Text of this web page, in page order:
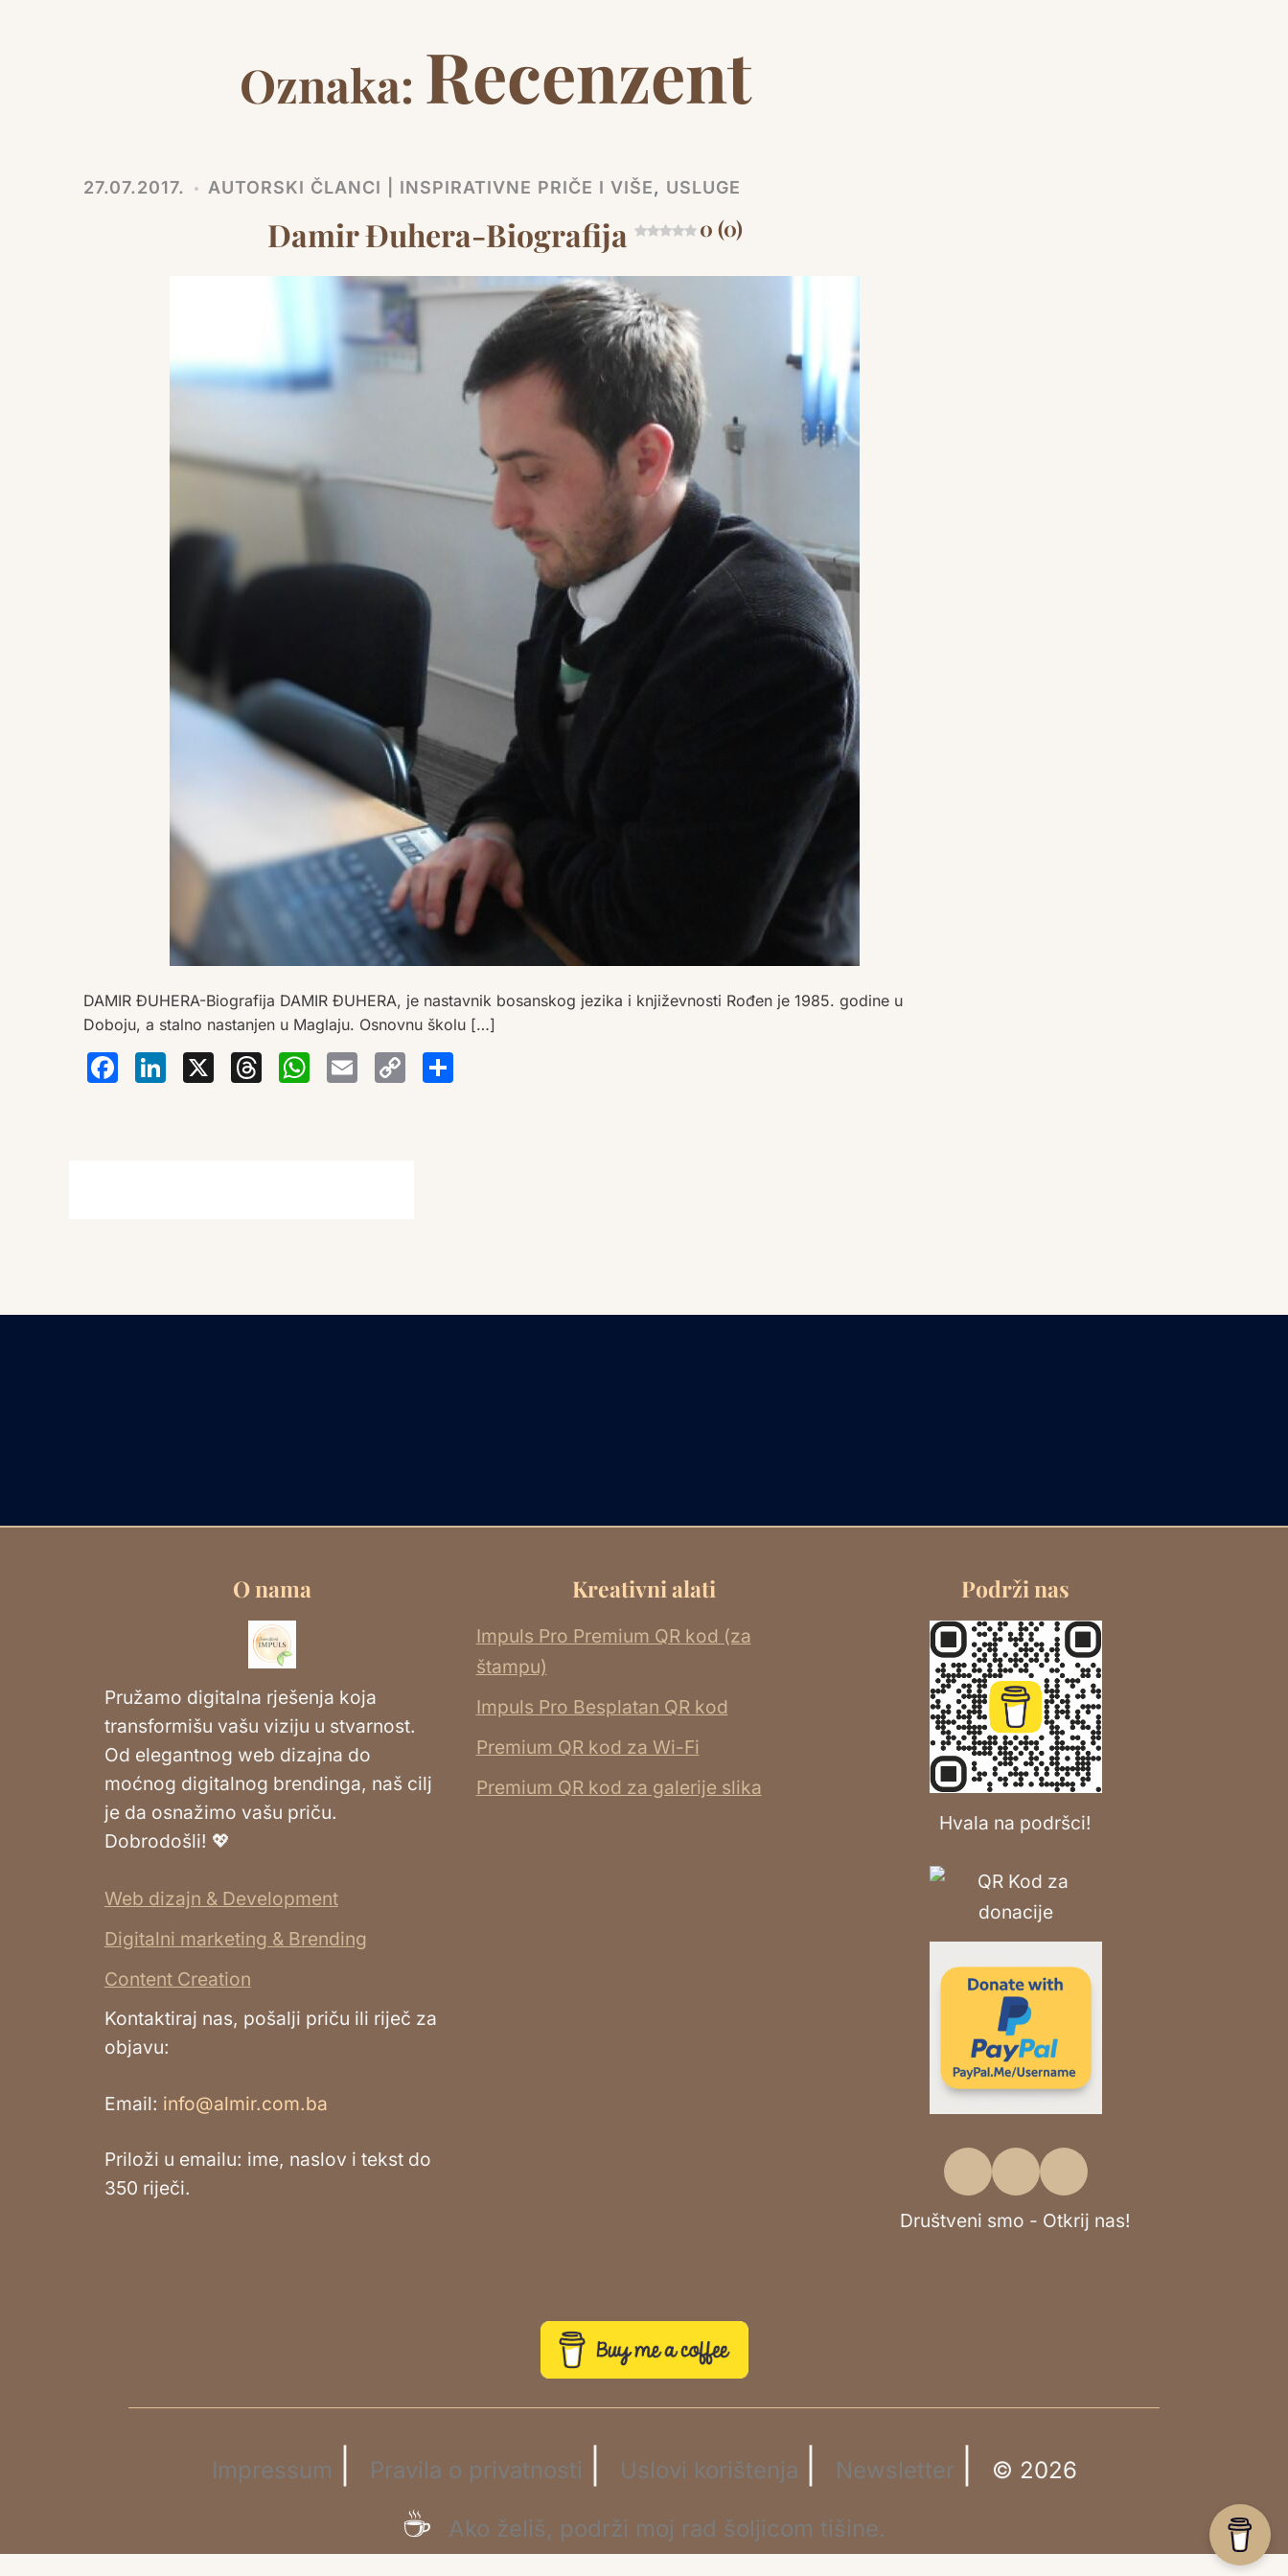
Oznaka: Recenzent
27.07.2017. AUTORSKI ČLANCI | INSPIRATIVNE PRIČE I VIŠE, USLUGE
Damir Đuhera-Biografija 0 (0)
DAMIR ĐUHERA-Biografija DAMIR ĐUHERA, je nastavnik bosanskog jezika i književnosti Rođen je 1985. godine u
Doboju, a stalno nastanjen u Maglaju. Osnovnu školu […]
Facebook
LinkedIn
X Threads
WhatsApp
EmailCopy
Link
O nama
Pružamo digitalna rješenja koja
transformišu vašu viziju u stvarnost.
Od elegantnog web dizajna do
moćnog digitalnog brendinga, naš cilj
je da osnažimo vašu priču.
Dobrodošli! 💖
Web dizajn & Development
Digitalni marketing & Brending
Content Creation
Kontaktiraj nas, pošalji priču ili riječ za
objavu:
Email: info@almir.com.ba
Priloži u emailu: ime, naslov i tekst do
350 riječi.
Kreativni alati
Impuls Pro Premium QR kod (za
štampu)
Impuls Pro Besplatan QR kod
Premium QR kod za Wi-Fi
Premium QR kod za galerije slika
Podrži nas
Hvala na podršci!
Društveni smo - Otkrij nas!
Impressum Pravila o privatnosti Uslovi korištenja Newsletter © 2026
☕ Ako želiš, podrži moj rad šoljicom tišine.